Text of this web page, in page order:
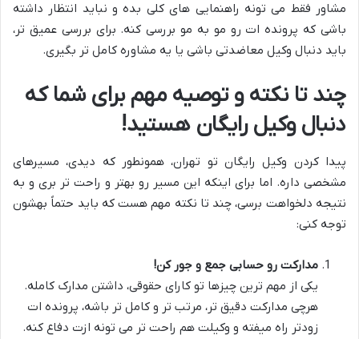
مشاور فقط می تونه راهنمایی های کلی بده و نباید انتظار داشته
باشی که پرونده ات رو مو به مو بررسی کنه. برای بررسی عمیق تر،
باید دنبال وکیل معاضدتی باشی یا یه مشاوره کامل تر بگیری.
چند تا نکته و توصیه مهم برای شما که
دنبال وکیل رایگان هستید!
پیدا کردن وکیل رایگان تو تهران، همونطور که دیدی، مسیرهای
مشخصی داره. اما برای اینکه این مسیر رو بهتر و راحت تر بری و به
نتیجه دلخواهت برسی، چند تا نکته مهم هست که باید حتماً بهشون
توجه کنی:
مدارکت رو حسابی جمع و جور کن!
یکی از مهم ترین چیزها تو کارای حقوقی، داشتن مدارک کامله.
هرچی مدارکت دقیق تر، مرتب تر و کامل تر باشه، پرونده ات
زودتر راه میفته و وکیلت هم راحت تر می تونه ازت دفاع کنه.